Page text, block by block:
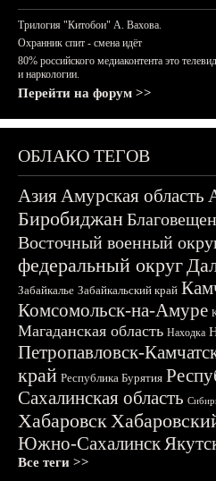
Трилогия "Китобои" А. Вахова.
Охранник спит - смена идёт
80% российского медиаконтента это
и наркологии.
Перейти на форум >>
ОБЛАКО ТЕГОВ
АзияАмурская область
Биробиджан
Восточный военный
федеральный округ
Забайкалье Забайкальский край
Комсомольск-на-Амуре
Магаданская область Находка
Петропавловск-
край Республика Бурятия
Сахалинская область
Хабаровск
Южно-Сахалинск
Все теги >>